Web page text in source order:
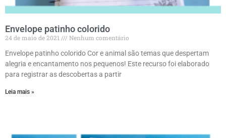
Envelope patinho colorido
24 de maio de 2021
Nenhum comentário
Envelope patinho colorido Cor e animal são temas que despertam
alegria e encantamento nos pequenos! Este recurso foi elaborado
para registrar as descobertas a partir
Leia mais »